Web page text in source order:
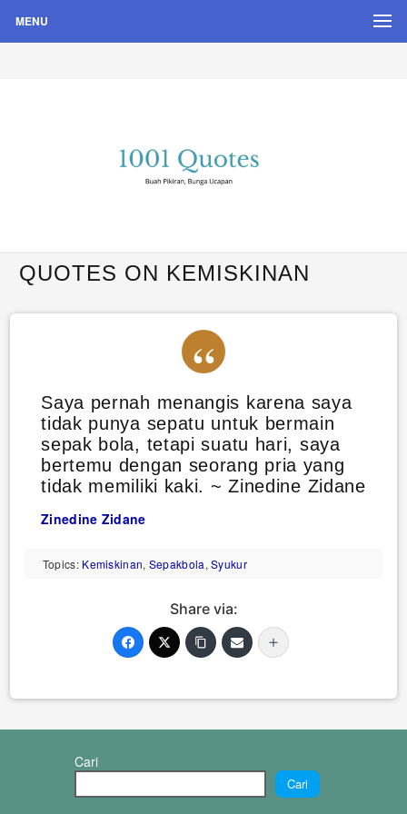
MENU
Quote Hari Puisi
QUOTES ON KEMISKINAN
Saya pernah menangis karena saya
tidak punya sepatu untuk bermain
sepak bola, tetapi suatu hari, saya
bertemu dengan seorang pria yang
tidak memiliki kaki. ~ Zinedine Zidane
Zinedine Zidane
Topics: Kemiskinan, Sepakbola,Syukur
Share via:
Cari
Cari